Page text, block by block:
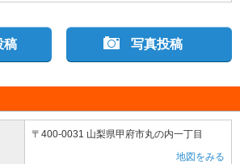
稿 写真投稿
〒400-0031 山梨県甲府市丸の内一丁目
地図をみる